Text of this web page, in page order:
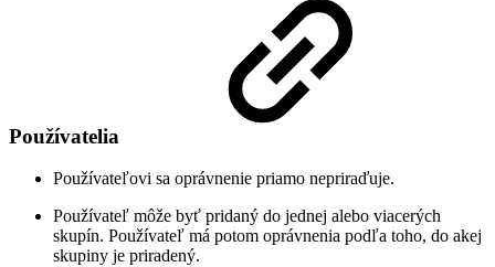
Používatelia
Používateľovi sa oprávnenie priamo nepriraďuje.
Používateľ môže byť pridaný do jednej alebo viacerých
skupín. Používateľ má potom oprávnenia podľa toho, do akej
skupiny je priradený.